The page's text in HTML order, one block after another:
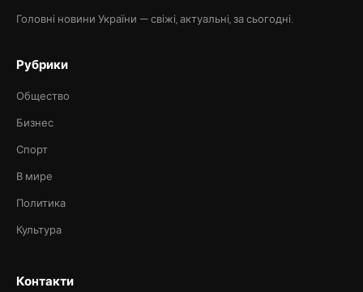
Головні новини України — свіжі, актуальні, за сьогодні.
Рубрики
Общество
Бизнес
Спорт
В мире
Политика
Культура
Контакти